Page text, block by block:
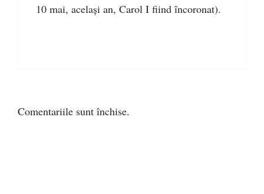
10 mai, același an, Carol I fiind încoronat).
Comentariile sunt închise.